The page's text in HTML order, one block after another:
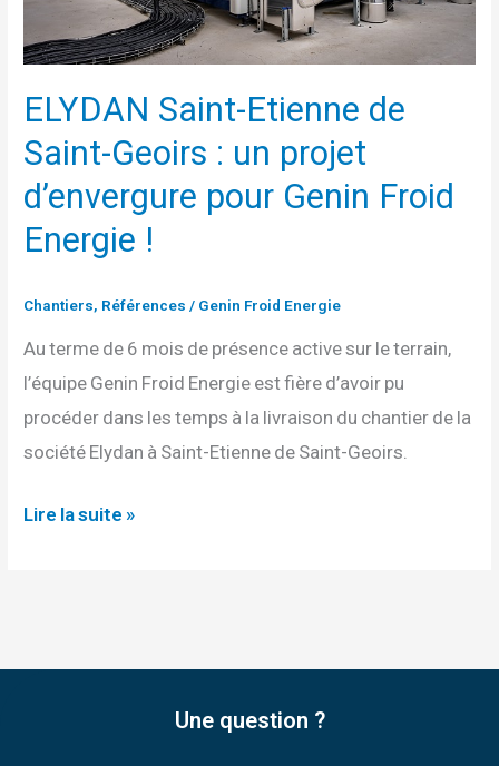
ELYDAN Saint-Etienne de
Saint-Geoirs : un projet
d’envergure pour Genin Froid
Energie !
Chantiers, Références / Genin Froid Energie
Au terme de 6 mois de présence active sur le terrain,
l’équipe Genin Froid Energie est fière d’avoir pu
procéder dans les temps à la livraison du chantier de la
société Elydan à Saint-Etienne de Saint-Geoirs.
projet
pour
Genin
Froid
Energie
Lire la suite »
Une question ?